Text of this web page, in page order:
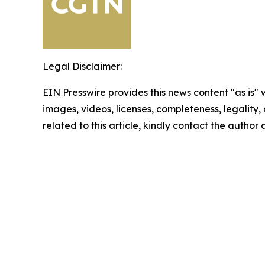
Legal Disclaimer:
EIN Presswire provides this news content "as
images, videos, licenses, completeness,
related to this article, kindly contact the author